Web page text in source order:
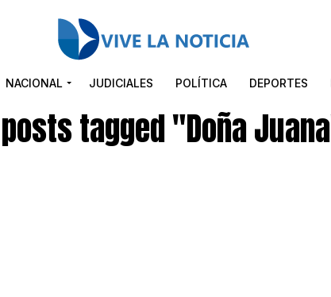
NACIONAL JUDICIALES POLÍTICA DEPORTES
tagged "Doña